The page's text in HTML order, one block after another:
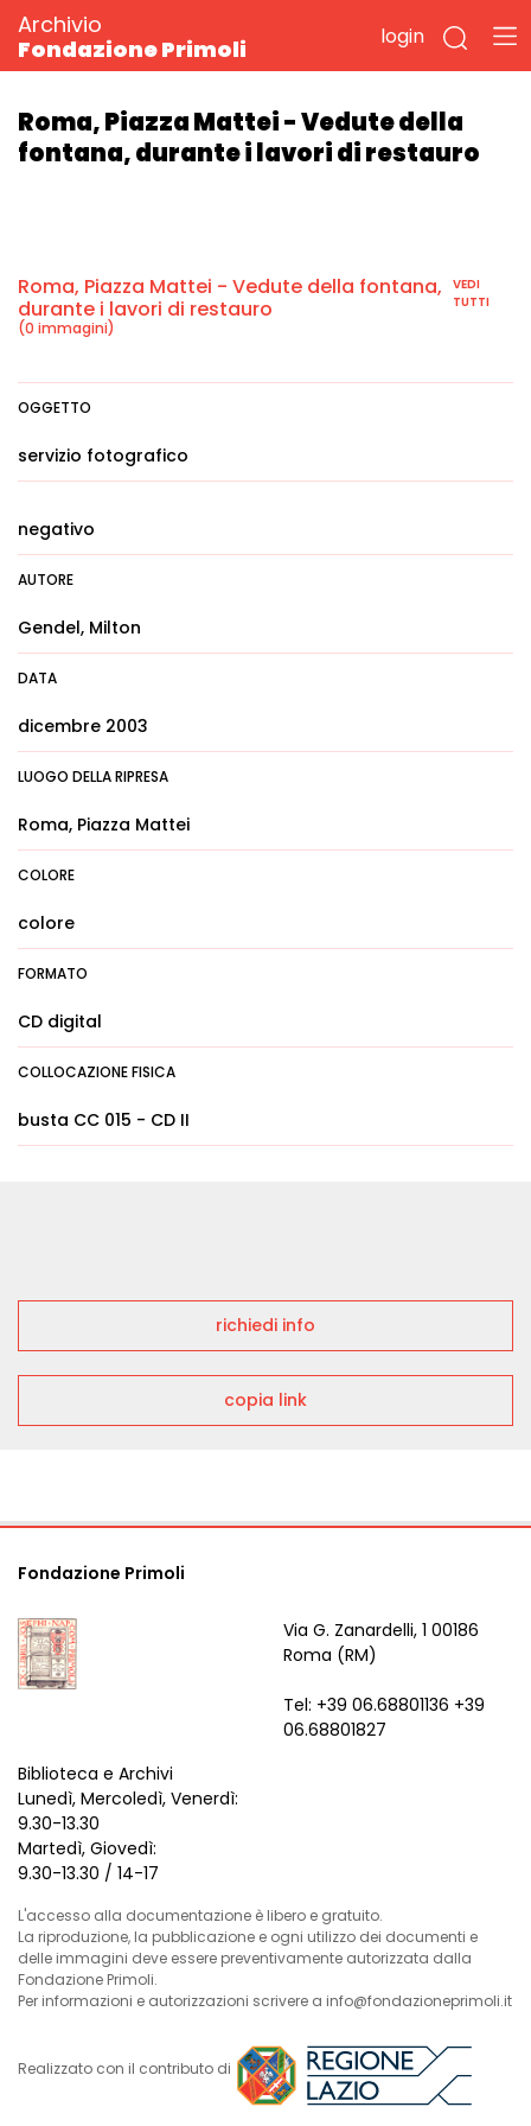
Archivio
Fondazione Primoli
login
Roma, Piazza Mattei - Vedute della
fontana, durante i lavori di restauro
Roma, Piazza Mattei - Vedute della fontana,
durante i lavori di restauro
(0 immagini)
VEDI
TUTTI
OGGETTO
servizio fotografico
negativo
AUTORE
Gendel, Milton
DATA
dicembre 2003
LUOGO DELLA RIPRESA
Roma, Piazza Mattei
COLORE
colore
FORMATO
CD digital
COLLOCAZIONE FISICA
busta CC 015 - CD II
richiedi info
copia link
Fondazione Primoli
Via G. Zanardelli, 1 00186
Roma (RM)
Tel: +39 06.68801136 +39
06.68801827
Biblioteca e Archivi
Lunedì, Mercoledì, Venerdì:
9.30-13.30
Martedì, Giovedì:
9.30-13.30 / 14-17
L'accesso alla documentazione è libero e gratuito.
La riproduzione, la pubblicazione e ogni utilizzo dei documenti e
delle immagini deve essere preventivamente autorizzata dalla
Fondazione Primoli.
Per informazioni e autorizzazioni scrivere a info@fondazioneprimoli.it
Realizzato con il contributo di